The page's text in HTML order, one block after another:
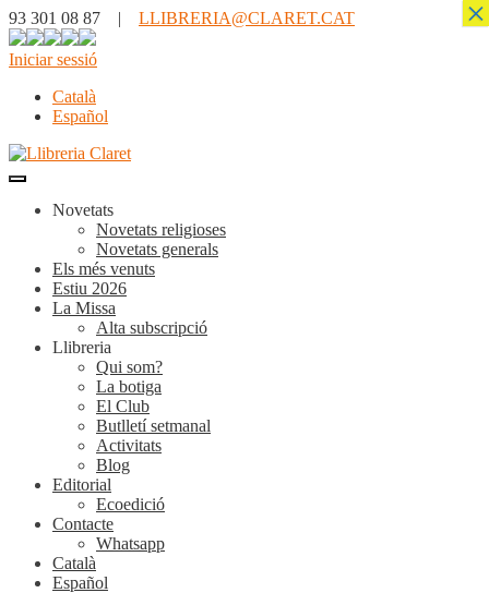
93 301 08 87 | LLIBRERIA@CLARET.CAT
Iniciar sessió
Català
Español
Novetats
Novetats religioses
Novetats generals
Els més venuts
Estiu 2026
La Missa
Alta subscripció
Llibreria
Qui som?
La botiga
El Club
Butlletí setmanal
Activitats
Blog
Editorial
Ecoedició
Contacte
Whatsapp
Català
Español
×